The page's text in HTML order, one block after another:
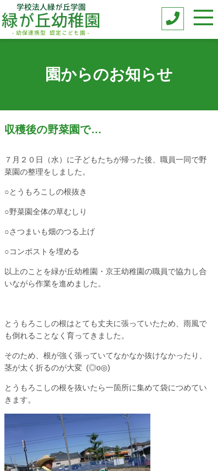
園からのお知らせ
収穫後の野菜園で…
７月２０日（水）に子どもたちが帰った後、職員一同で野
菜園の整理をしました。
○とうもろこしの根抜き
○野菜園全体の草むしり
○さつまいも畑のつる上げ
○コンポストを埋める
以上のことを緑が丘幼稚園・京王幼稚園の職員で協力し合
いながら作業を進めました。
とうもろこしの根はとても丈夫に張っていたため、雨風で
も倒れることなく育ってきました。
そのため、根が強く張っていてなかなか抜けなかったり、
茎が太く折るのが大変 (◎o◎)
とうもろこしの根を抜いたら一箇所に集めて袋につめてい
きます。